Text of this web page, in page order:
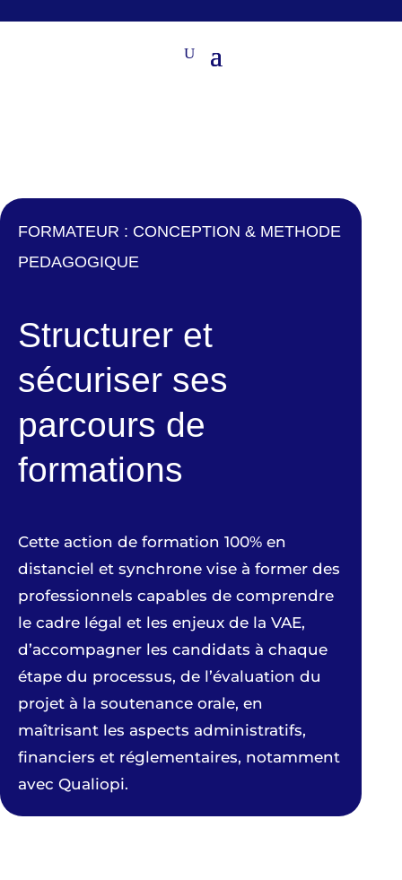
FORMATEUR : CONCEPTION & METHODE
PEDAGOGIQUE
Structurer et
sécuriser ses
parcours de
formations
Cette action de formation 100% en
distanciel et synchrone vise à former des
professionnels capables de comprendre
le cadre légal et les enjeux de la VAE,
d’accompagner les candidats à chaque
étape du processus, de l’évaluation du
projet à la soutenance orale, en
maîtrisant les aspects administratifs,
financiers et réglementaires, notamment
avec Qualiopi.